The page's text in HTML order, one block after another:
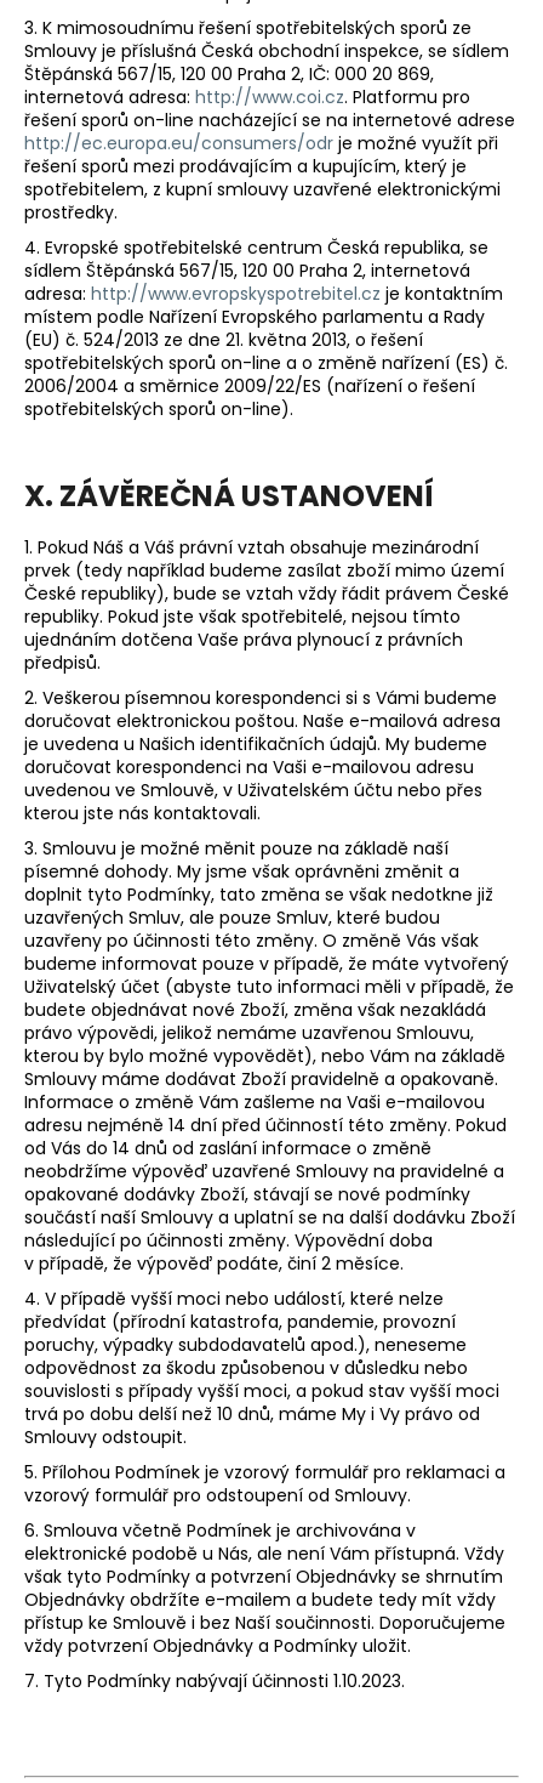
3. K mimosoudnímu řešení spotřebitelských sporů ze
Smlouvy je příslušná Česká obchodní inspekce, se sídlem
Štěpánská 567/15, 120 00 Praha 2, IČ: 000 20 869,
internetová adresa: http://www.coi.cz. Platformu pro
řešení sporů on-line nacházející se na internetové adrese
http://ec.europa.eu/consumers/odr je možné využít při
řešení sporů mezi prodávajícím a kupujícím, který je
spotřebitelem, z kupní smlouvy uzavřené elektronickými
prostředky.
4. Evropské spotřebitelské centrum Česká republika, se
sídlem Štěpánská 567/15, 120 00 Praha 2, internetová
adresa: http://www.evropskyspotrebitel.cz je kontaktním
místem podle Nařízení Evropského parlamentu a Rady
(EU) č. 524/2013 ze dne 21. května 2013, o řešení
spotřebitelských sporů on-line a o změně nařízení (ES) č.
2006/2004 a směrnice 2009/22/ES (nařízení o řešení
spotřebitelských sporů on-line).
X. ZÁVĚREČNÁ USTANOVENÍ
1. Pokud Náš a Váš právní vztah obsahuje mezinárodní
prvek (tedy například budeme zasílat zboží mimo území
České republiky), bude se vztah vždy řádit právem České
republiky. Pokud jste však spotřebitelé, nejsou tímto
ujednáním dotčena Vaše práva plynoucí z právních
předpisů.
2. Veškerou písemnou korespondenci si s Vámi budeme
doručovat elektronickou poštou. Naše e-mailová adresa
je uvedena u Našich identifikačních údajů. My budeme
doručovat korespondenci na Vaši e-mailovou adresu
uvedenou ve Smlouvě, v Uživatelském účtu nebo přes
kterou jste nás kontaktovali.
3. Smlouvu je možné měnit pouze na základě naší
písemné dohody. My jsme však oprávněni změnit a
doplnit tyto Podmínky, tato změna se však nedotkne již
uzavřených Smluv, ale pouze Smluv, které budou
uzavřeny po účinnosti této změny. O změně Vás však
budeme informovat pouze v případě, že máte vytvořený
Uživatelský účet (abyste tuto informaci měli v případě, že
budete objednávat nové Zboží, změna však nezakládá
právo výpovědi, jelikož nemáme uzavřenou Smlouvu,
kterou by bylo možné vypovědět), nebo Vám na základě
Smlouvy máme dodávat Zboží pravidelně a opakovaně.
Informace o změně Vám zašleme na Vaši e-mailovou
adresu nejméně 14 dní před účinností této změny. Pokud
od Vás do 14 dnů od zaslání informace o změně
neobdržíme výpověď uzavřené Smlouvy na pravidelné a
opakované dodávky Zboží, stávají se nové podmínky
součástí naší Smlouvy a uplatní se na další dodávku Zboží
následující po účinnosti změny. Výpovědní doba
v případě, že výpověď podáte, činí 2 měsíce.
4. V případě vyšší moci nebo událostí, které nelze
předvídat (přírodní katastrofa, pandemie, provozní
poruchy, výpadky subdodavatelů apod.), neneseme
odpovědnost za škodu způsobenou v důsledku nebo
souvislosti s případy vyšší moci, a pokud stav vyšší moci
trvá po dobu delší než 10 dnů, máme My i Vy právo od
Smlouvy odstoupit.
5. Přílohou Podmínek je vzorový formulář pro reklamaci a
vzorový formulář pro odstoupení od Smlouvy.
6. Smlouva včetně Podmínek je archivována v
elektronické podobě u Nás, ale není Vám přístupná. Vždy
však tyto Podmínky a potvrzení Objednávky se shrnutím
Objednávky obdržíte e-mailem a budete tedy mít vždy
přístup ke Smlouvě i bez Naší součinnosti. Doporučujeme
vždy potvrzení Objednávky a Podmínky uložit.
7. Tyto Podmínky nabývají účinnosti 1.10.2023.